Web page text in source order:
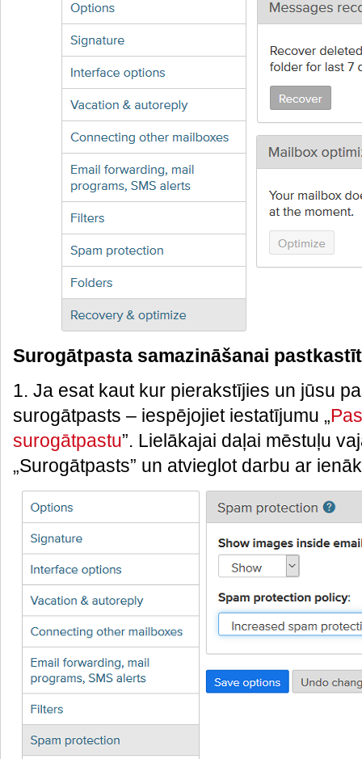
Surogātpasta samazināšanai
1. Ja esat kaut kur pierakstījies un jūsu
surogātpasts – iespējojiet iestatījumu „
surogātpastu”. Lielākajai daļai mēstuļu
„Surogātpasts” un atvieglot darbu ar